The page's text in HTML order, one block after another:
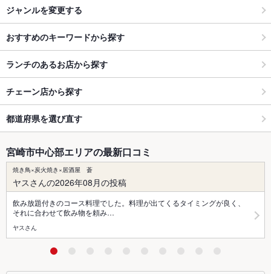
ジャンルを変更する
おすすめのキーワードから探す
ランチのあるお店から探す
チェーン店から探す
都道府県を選び直す
宮崎市中心部エリアの最新口コミ
焼き鳥×炭火焼き×居酒屋 蒼
ヤスさんの2026年08月の投稿
飲み放題付きのコース料理でした。料理が出てくるタイミングが良く、
それに合わせて飲み物を頼み…
ヤスさん